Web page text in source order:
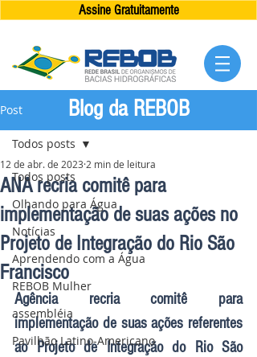
Assine Gratuitamente
Post
Todos posts
Olhando para Água
Notícias
Aprendendo com a Água
REBOB Mulher
assembléia
Pavilhão Latino-Americano
Todos posts
ANA recria comitê para
implementação de suas ações no
Projeto de Integração do Rio São
Francisco
12 de abr. de 2023 2 min de leitura
Agência recria comitê para
implementação de suas ações referentes
ao Projeto de Integração do Rio São
Blog da REBOB